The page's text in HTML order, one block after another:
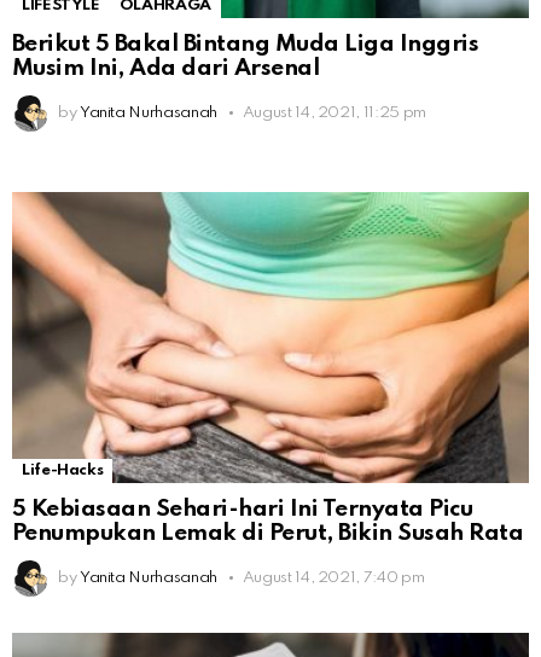
LIFESTYLE OLAHRAGA
Berikut 5 Bakal Bintang Muda Liga Inggris
Musim Ini, Ada dari Arsenal
by Yanita Nurhasanah August 14, 2021, 11:25 pm
Life-Hacks
5 Kebiasaan Sehari-hari Ini Ternyata Picu
Penumpukan Lemak di Perut, Bikin Susah Rata
by Yanita Nurhasanah August 14, 2021, 7:40 pm